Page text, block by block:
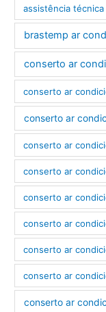
assistência
brastemp ar
conserto ar
conserto ar
conserto ar
conserto ar
conserto ar
conserto ar
conserto ar
conserto ar
conserto ar
conserto ar